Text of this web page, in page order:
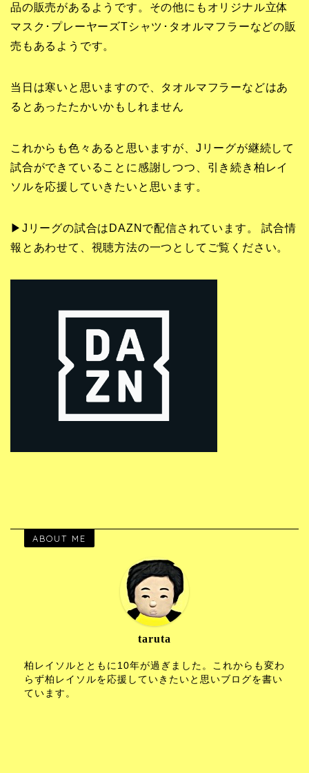
品の販売があるようです。その他にもオリジナル立体
マスク･プレーヤーズTシャツ･タオルマフラーなどの販
売もあるようです。
当日は寒いと思いますので、タオルマフラーなどはあ
るとあったたかいかもしれません
これからも色々あると思いますが、Jリーグが継続して
試合ができていることに感謝しつつ、引き続き柏レイ
ソルを応援していきたいと思います。
▶Jリーグの試合はDAZNで配信されています。 試合情
報とあわせて、視聴方法の一つとしてご覧ください。
ABOUT ME
taruta
柏レイソルとともに10年が過ぎました。これからも変わ
らず柏レイソルを応援していきたいと思いブログを書い
ています。